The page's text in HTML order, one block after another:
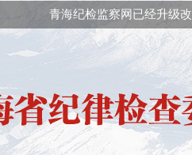
青海纪检监察网已经升级改